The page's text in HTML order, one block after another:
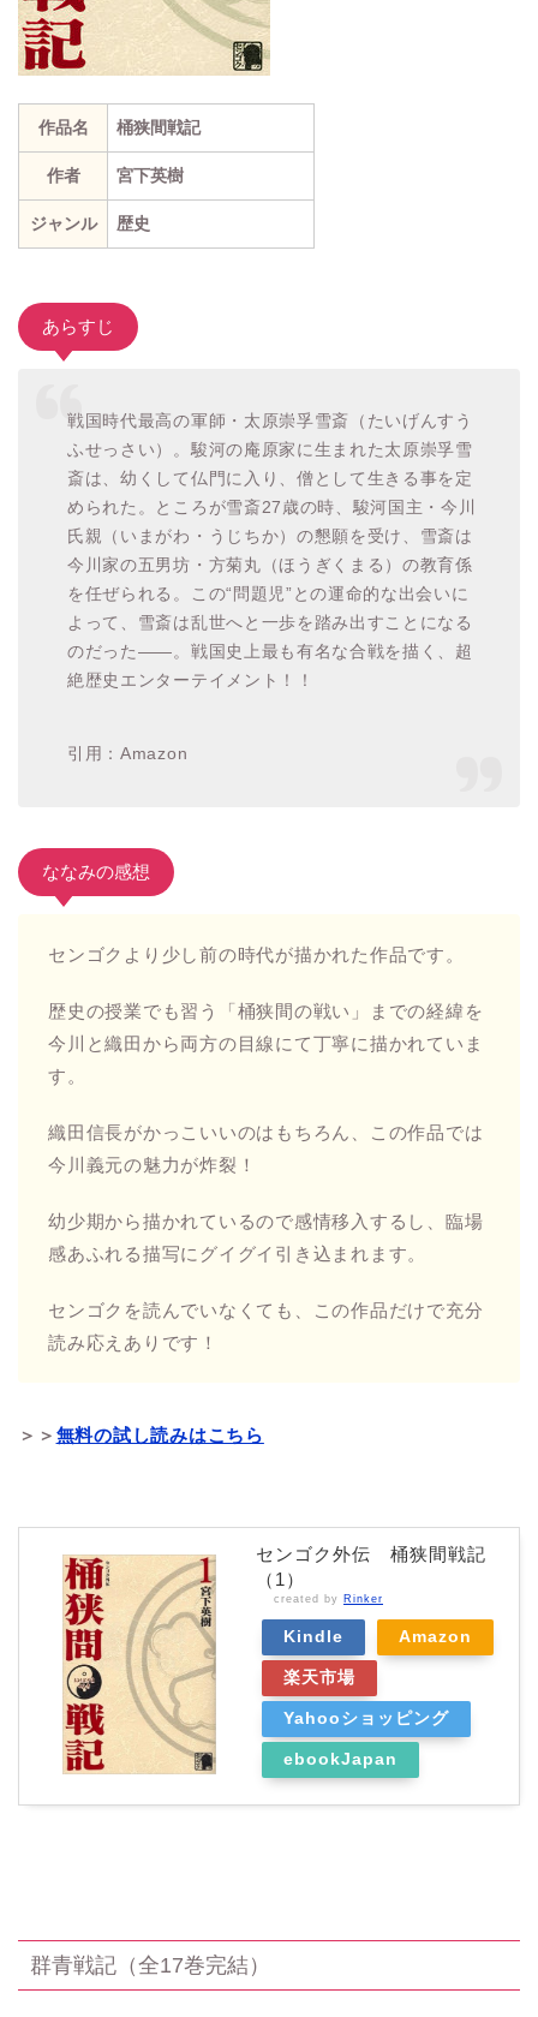
作品名 桶狭間戦記
作者 宮下英樹
ジャンル 歴史
あらすじ
戦国時代最高の軍師・太原崇孚雪斎（たいげんすう
ふせっさい）。駿河の庵原家に生まれた太原崇孚雪
斎は、幼くして仏門に入り、僧として生きる事を定
められた。ところが雪斎27歳の時、駿河国主・今川
氏親（いまがわ・うじちか）の懇願を受け、雪斎は
今川家の五男坊・方菊丸（ほうぎくまる）の教育係
を任ぜられる。この“問題児”との運命的な出会いに
よって、雪斎は乱世へと一歩を踏み出すことになる
のだった――。戦国史上最も有名な合戦を描く、超
絶歴史エンターテイメント！！
引用：Amazon
ななみの感想
センゴクより少し前の時代が描かれた作品です。
歴史の授業でも習う「桶狭間の戦い」までの経緯を
今川と織田から両方の目線にて丁寧に描かれていま
す。
織田信長がかっこいいのはもちろん、この作品では
今川義元の魅力が炸裂！
幼少期から描かれているので感情移入するし、臨場
感あふれる描写にグイグイ引き込まれます。
センゴクを読んでいなくても、この作品だけで充分
読み応えありです！
＞＞ 無料の試し読みはこちら
センゴク外伝 桶狭間戦記
（1）
created by Rinker
Kindle Amazon
楽天市場
Yahooショッピング
ebookJapan
群青戦記（全17巻完結）